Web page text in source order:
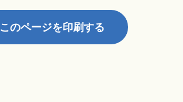
このページを印刷する